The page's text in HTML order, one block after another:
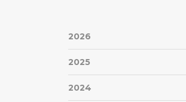
2026
2025
2024